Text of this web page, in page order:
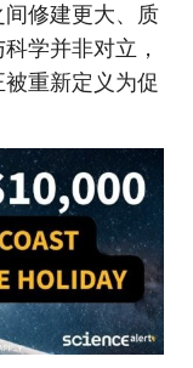
修建更大、质
学并非对立，
重新定义为促